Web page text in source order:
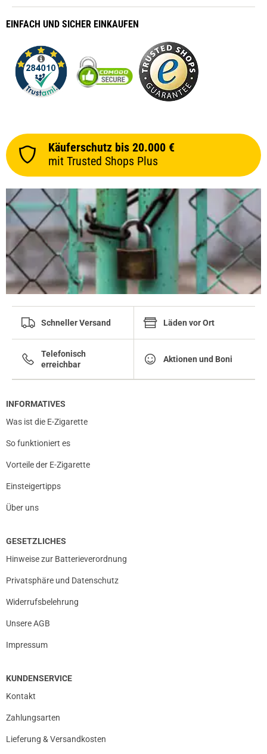
prev
EINFACH UND SICHER EINKAUFEN
Käuferschutz bis 20.000 €
mit Trusted Shops Plus
Schneller Versand Läden vor Ort
Telefonisch
erreichbar
Aktionen und Boni
INFORMATIVES
Was ist die E-Zigarette
So funktioniert es
Vorteile der E-Zigarette
Einsteigertipps
Über uns
GESETZLICHES
Hinweise zur Batterieverordnung
Privatsphäre und Datenschutz
Widerrufsbelehrung
Unsere AGB
Impressum
KUNDENSERVICE
Kontakt
Zahlungsarten
Lieferung & Versandkosten